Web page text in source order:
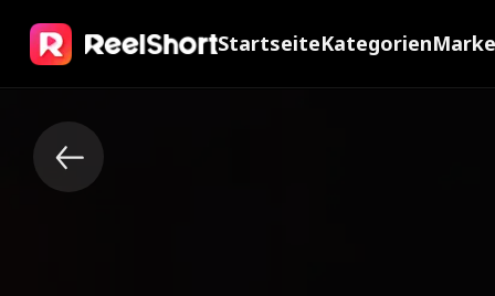
StartseiteKategorienMarke